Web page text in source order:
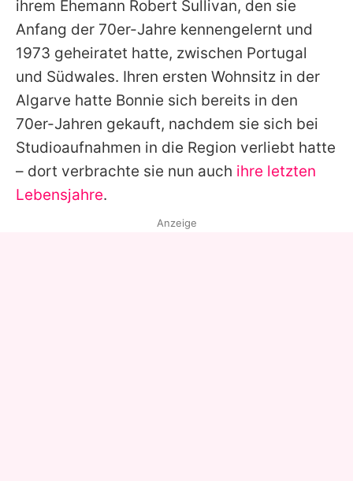
ihrem Ehemann Robert Sullivan, den sie
Anfang der 70er-Jahre kennengelernt und
1973 geheiratet hatte, zwischen Portugal
und Südwales. Ihren ersten Wohnsitz in der
Algarve hatte Bonnie sich bereits in den
70er-Jahren gekauft, nachdem sie sich bei
Studioaufnahmen in die Region verliebt hatte
– dort verbrachte sie nun auch ihre letzten
Lebensjahre.
Anzeige